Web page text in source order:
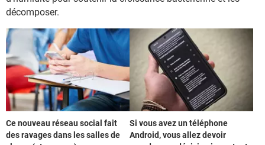
décomposer.
Ce nouveau réseau social fait
des ravages dans les salles de
Si vous avez un téléphone
Android, vous allez devoir